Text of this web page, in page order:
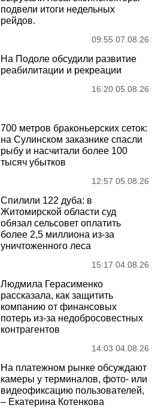
подвели итоги недельных
рейдов.
09:55 07.08.26
На Подоле обсудили развитие
реабилитации и рекреации
16:20 05.08.26
700 метров браконьерских сеток:
на Сулинском заказнике спасли
рыбу и насчитали более 100
тысяч убытков
12:57 05.08.26
Спилили 122 дуба: в
Житомирской области суд
обязал сельсовет оплатить
более 2,5 миллиона из-за
уничтоженного леса
15:17 04.08.26
Людмила Герасименко
рассказала, как защитить
компанию от финансовых
потерь из-за недобросовестных
контрагентов
14:03 04.08.26
На платежном рынке обсуждают
камеры у терминалов, фото- или
видеофиксацию пользователей,
– Екатерина Котенкова